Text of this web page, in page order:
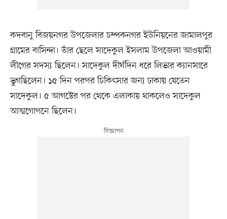
কদবানু বিজয়নগর উপজেলার চম্পকনগর ইউনিয়নের জামালপুর
গ্রামের বাসিন্দা। তাঁর ছেলে সাদেকুল ইসলাম উপজেলা আওয়ামী
লীগের সদস্য ছিলেন। সাদেকুল দীর্ঘদিন ধরে লিভার ক্যানসারে
ভুগছিলেন। ১৫ দিন পরপর চিকিৎসার জন্য ঢাকায় যেতেন
সাদেকুল। ৫ আগস্টের পর থেকে এলাকায় থাকলেও সাদেকুল
আত্মগোপনে ছিলেন।